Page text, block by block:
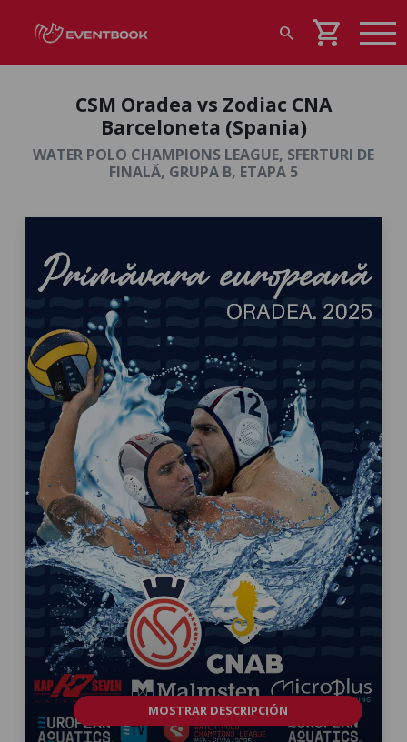
search shopping_cart
CSM Oradea vs Zodiac CNA
Barceloneta (Spania)
WATER POLO CHAMPIONS LEAGUE, SFERTURI DE
FINALĂ, GRUPA B, ETAPA 5
MOSTRAR DESCRIPCIÓN